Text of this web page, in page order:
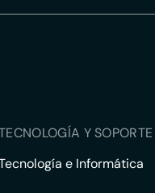
Y
e Informática